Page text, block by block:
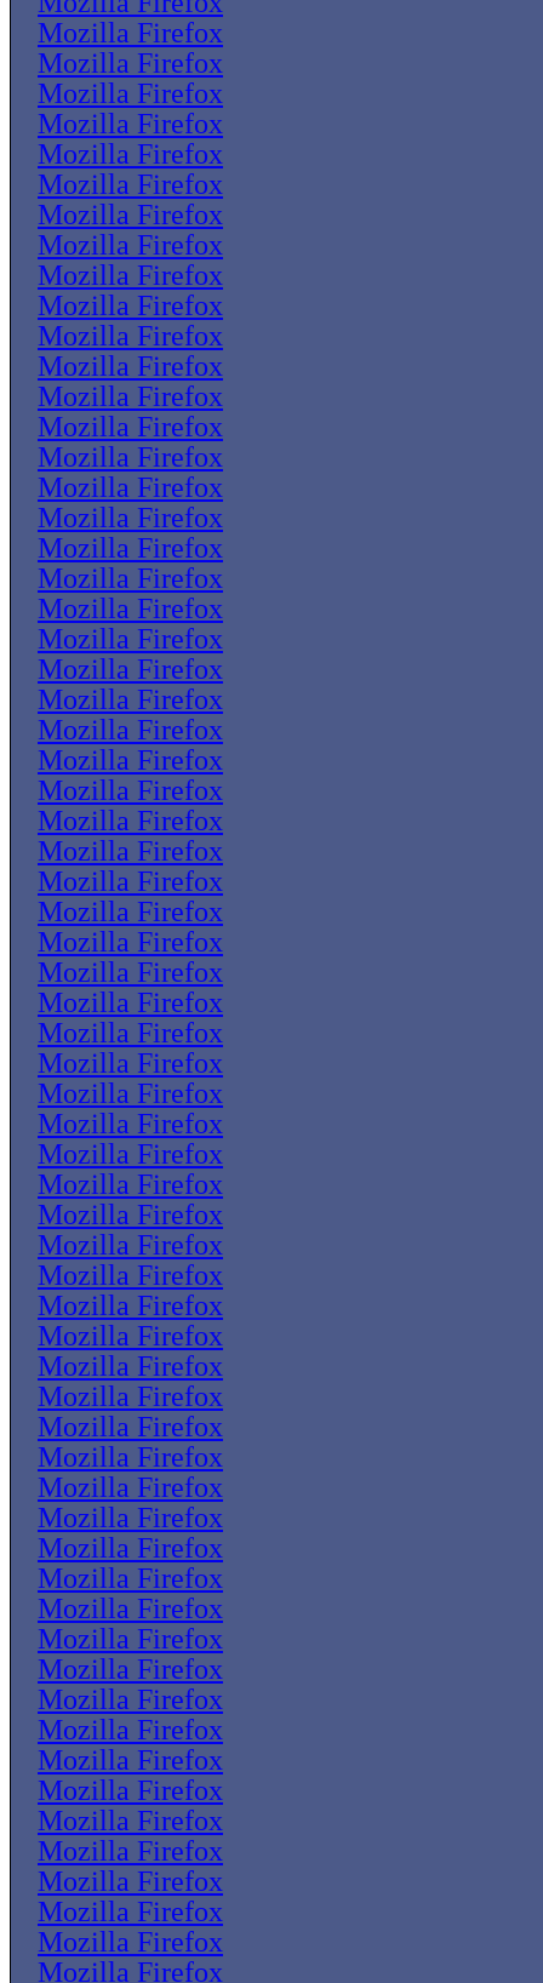
Mozilla Firefox
Mozilla Firefox
Mozilla Firefox
Mozilla Firefox
Mozilla Firefox
Mozilla Firefox
Mozilla Firefox
Mozilla Firefox
Mozilla Firefox
Mozilla Firefox
Mozilla Firefox
Mozilla Firefox
Mozilla Firefox
Mozilla Firefox
Mozilla Firefox
Mozilla Firefox
Mozilla Firefox
Mozilla Firefox
Mozilla Firefox
Mozilla Firefox
Mozilla Firefox
Mozilla Firefox
Mozilla Firefox
Mozilla Firefox
Mozilla Firefox
Mozilla Firefox
Mozilla Firefox
Mozilla Firefox
Mozilla Firefox
Mozilla Firefox
Mozilla Firefox
Mozilla Firefox
Mozilla Firefox
Mozilla Firefox
Mozilla Firefox
Mozilla Firefox
Mozilla Firefox
Mozilla Firefox
Mozilla Firefox
Mozilla Firefox
Mozilla Firefox
Mozilla Firefox
Mozilla Firefox
Mozilla Firefox
Mozilla Firefox
Mozilla Firefox
Mozilla Firefox
Mozilla Firefox
Mozilla Firefox
Mozilla Firefox
Mozilla Firefox
Mozilla Firefox
Mozilla Firefox
Mozilla Firefox
Mozilla Firefox
Mozilla Firefox
Mozilla Firefox
Mozilla Firefox
Mozilla Firefox
Mozilla Firefox
Mozilla Firefox
Mozilla Firefox
Mozilla Firefox
Mozilla Firefox
Mozilla Firefox